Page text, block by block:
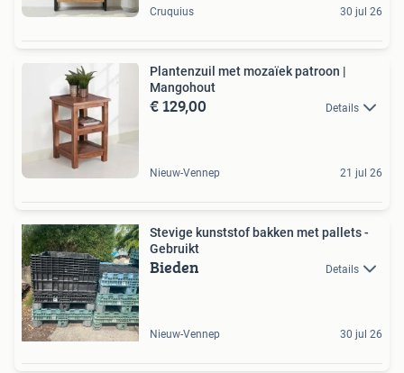
Cruquius 30 jul 26
Plantenzuil met mozaïek patroon |
Mangohout
€ 129,00 Details
Nieuw-Vennep 21 jul 26
Stevige kunststof bakken met pallets -
Gebruikt
Bieden Details
Nieuw-Vennep 30 jul 26